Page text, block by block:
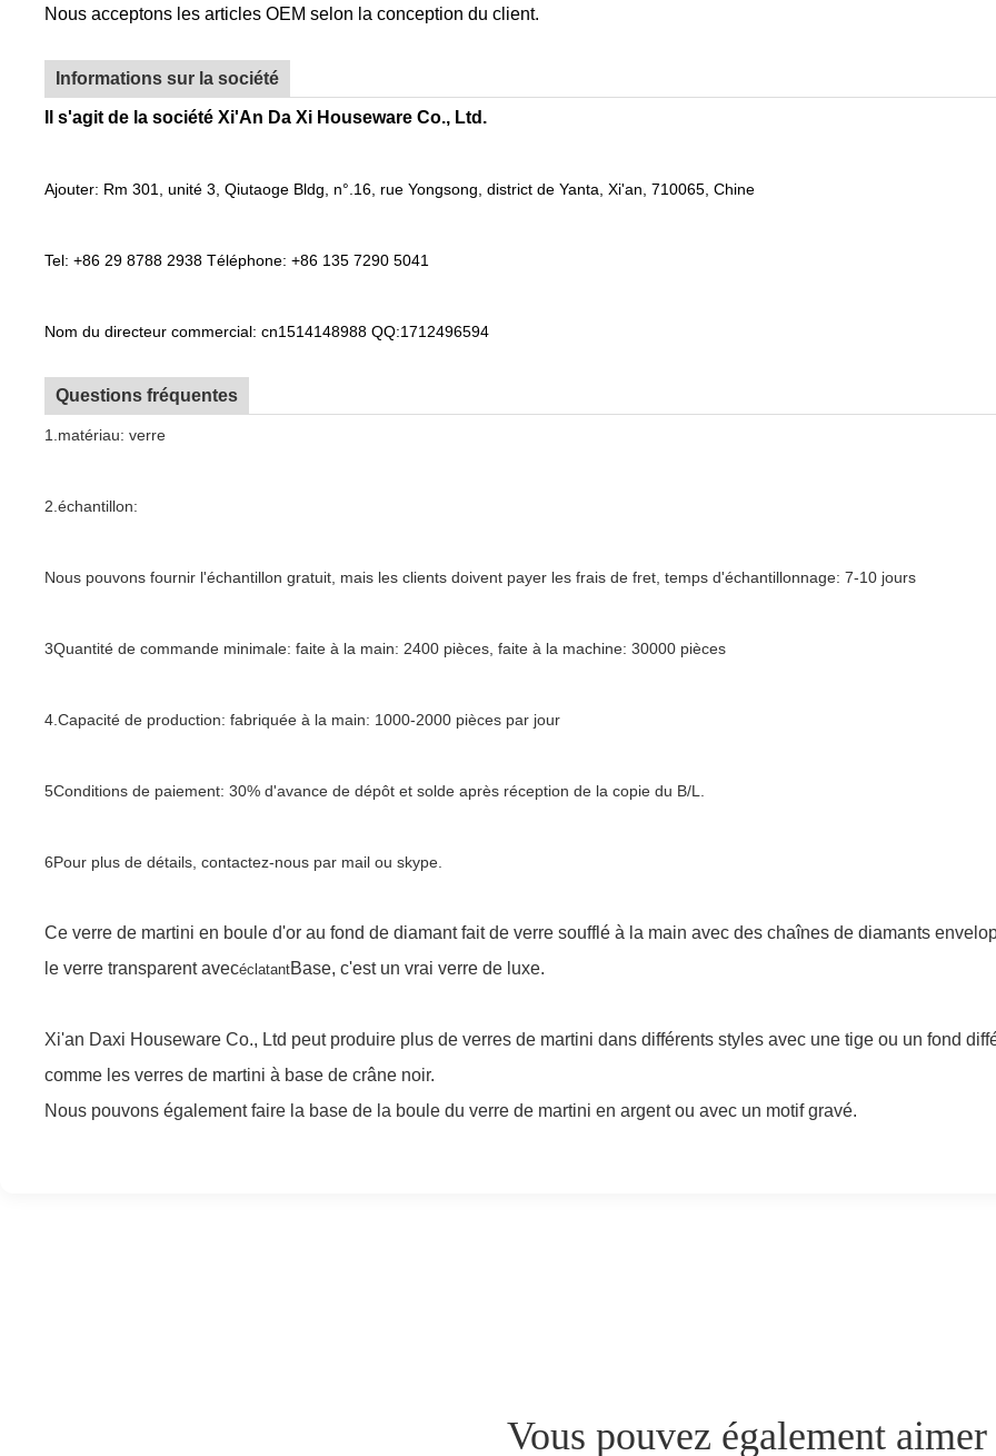
Nous acceptons les articles OEM selon la conception du client.
Informations sur la société
Il s'agit de la société Xi'An Da Xi Houseware Co., Ltd.
Ajouter: Rm 301, unité 3, Qiutaoge Bldg, n°.16, rue Yongsong, district de Yanta, Xi'an, 710065, Chine
Tel: +86 29 8788 2938 Téléphone: +86 135 7290 5041
Nom du directeur commercial: cn1514148988 QQ:1712496594
Questions fréquentes
1.matériau: verre
2.échantillon:
Nous pouvons fournir l'échantillon gratuit, mais les clients doivent payer les frais de fret, temps d'échantillonnage: 7-10 jours
3Quantité de commande minimale: faite à la main: 2400 pièces, faite à la machine: 30000 pièces
4.Capacité de production: fabriquée à la main: 1000-2000 pièces par jour
5Conditions de paiement: 30% d'avance de dépôt et solde après réception de la copie du B/L.
6Pour plus de détails, contactez-nous par mail ou skype.
Ce verre de martini en boule d'or au fond de diamant fait de verre soufflé à la main avec des chaînes de diamants
le verre transparent avecéclatantBase, c'est un vrai verre de luxe.
Xi'an Daxi Houseware Co., Ltd peut produire plus de verres de martini dans différents styles avec une tige ou un fond
comme les verres de martini à base de crâne noir.
Nous pouvons également faire la base de la boule du verre de martini en argent ou avec un motif gravé.
Vous pouvez également aimer